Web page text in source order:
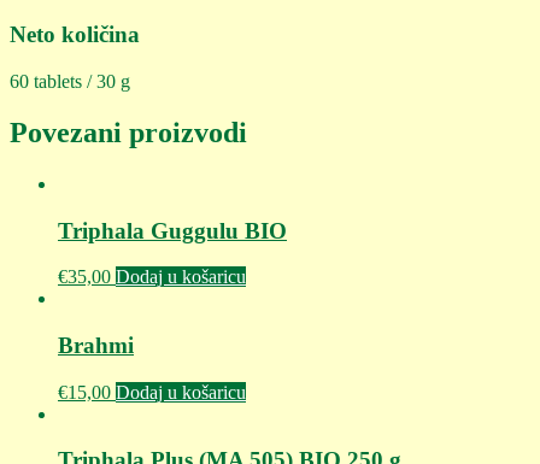
Neto količina
60 tablets / 30 g
Povezani proizvodi
Triphala Guggulu BIO
€35,00 Dodaj u košaricu
Brahmi
€15,00 Dodaj u košaricu